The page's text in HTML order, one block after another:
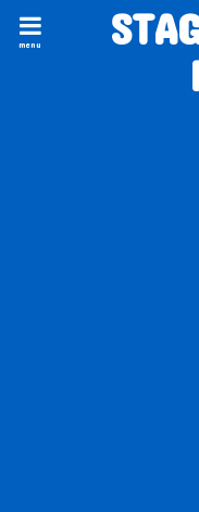
menu